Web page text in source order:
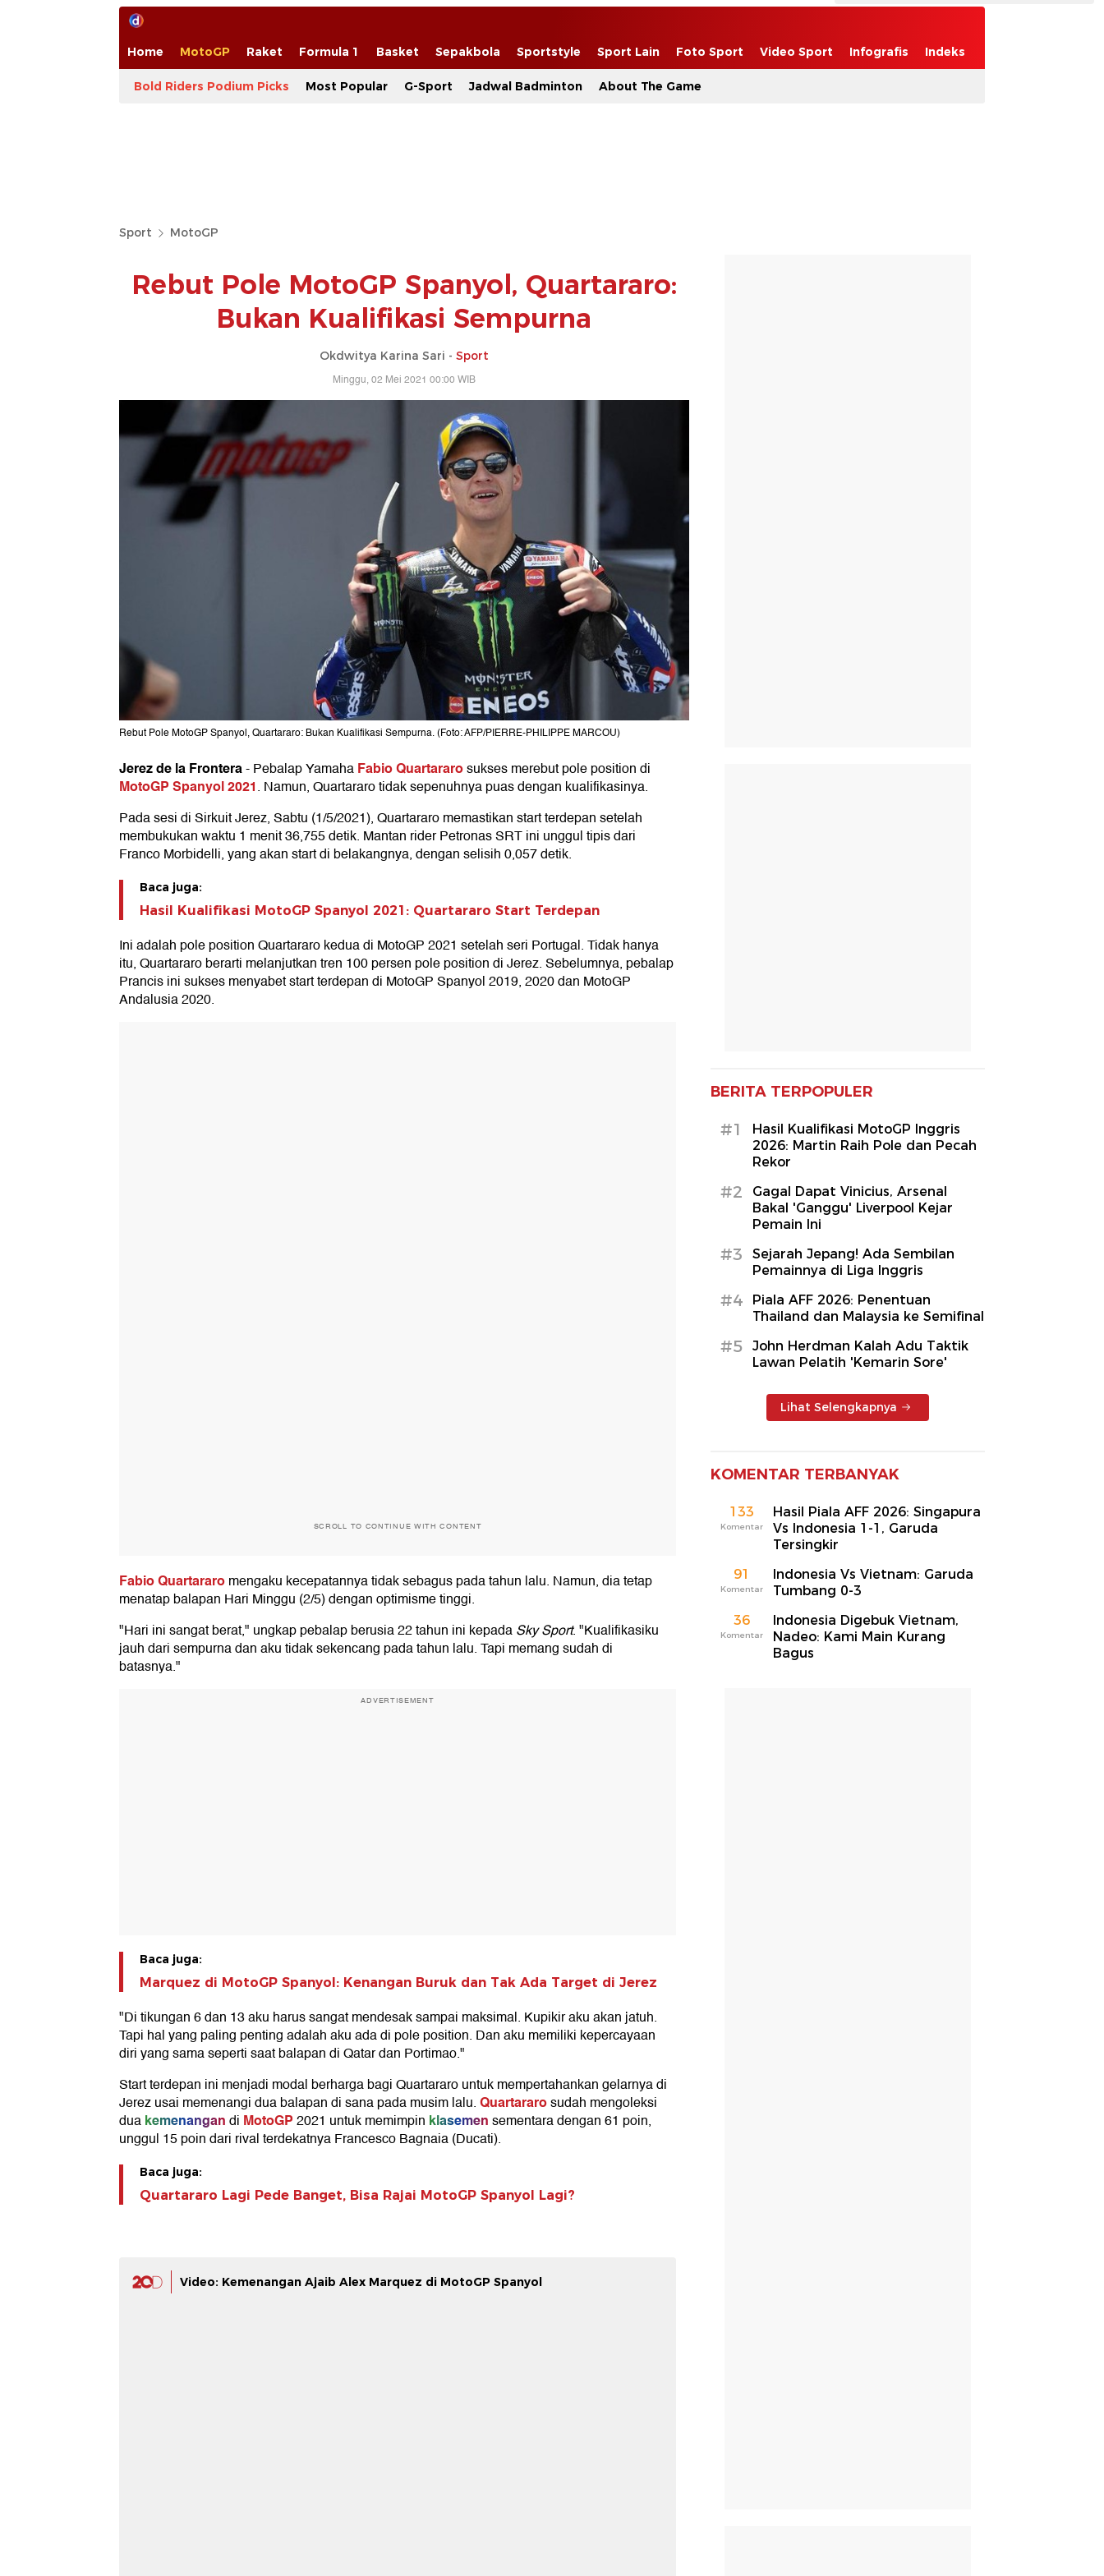
Home MotoGP Raket Formula 1 Basket Sepakbola Sportstyle Sport Lain Foto Sport Video Sport Infografis Indeks
Bold Riders Podium Picks Most Popular G-Sport Jadwal Badminton About The Game
Sport MotoGP
Rebut Pole MotoGP Spanyol, Quartararo:
Bukan Kualifikasi Sempurna
Okdwitya Karina Sari - Sport
Minggu, 02 Mei 2021 00:00 WIB
Rebut Pole MotoGP Spanyol, Quartararo: Bukan Kualifikasi Sempurna. (Foto: AFP/PIERRE-PHILIPPE MARCOU)
Jerez de la Frontera-Pebalap YamahaFabio Quartararosukses merebut pole position di
MotoGP Spanyol 2021. Namun, Quartararo tidak sepenuhnya puas dengan kualifikasinya.
Pada sesi di Sirkuit Jerez, Sabtu (1/5/2021), Quartararo memastikan start terdepan setelah
membukukan waktu 1 menit 36,755 detik. Mantan rider Petronas SRT ini unggul tipis dari
Franco Morbidelli, yang akan start di belakangnya, dengan selisih 0,057 detik.
Baca juga:
Hasil Kualifikasi MotoGP Spanyol 2021: Quartararo Start Terdepan
Ini adalah pole position Quartararo kedua di MotoGP 2021 setelah seri Portugal. Tidak hanya
itu, Quartararo berarti melanjutkan tren 100 persen pole position di Jerez. Sebelumnya, pebalap
Prancis ini sukses menyabet start terdepan di MotoGP Spanyol 2019, 2020 dan MotoGP
Andalusia 2020.
SCROLL TO CONTINUE WITH CONTENT
Fabio Quartararomengaku kecepatannya tidak sebagus pada tahun lalu. Namun, dia tetap
menatap balapan Hari Minggu (2/5) dengan optimisme tinggi.
"Hari ini sangat berat," ungkap pebalap berusia 22 tahun ini kepadaSky Sport. "Kualifikasiku
jauh dari sempurna dan aku tidak sekencang pada tahun lalu. Tapi memang sudah di
batasnya."
ADVERTISEMENT
Baca juga:
Marquez di MotoGP Spanyol: Kenangan Buruk dan Tak Ada Target di Jerez
"Di tikungan 6 dan 13 aku harus sangat mendesak sampai maksimal. Kupikir aku akan jatuh.
Tapi hal yang paling penting adalah aku ada di pole position. Dan aku memiliki kepercayaan
diri yang sama seperti saat balapan di Qatar dan Portimao."
Start terdepan ini menjadi modal berharga bagi Quartararo untuk mempertahankan gelarnya di
Jerez usai memenangi dua balapan di sana pada musim lalu.Quartararosudah mengoleksi
duakemenangandi MotoGP2021 untuk memimpin klasemensementara dengan 61 poin,
unggul 15 poin dari rival terdekatnya Francesco Bagnaia (Ducati).
Baca juga:
Quartararo Lagi Pede Banget, Bisa Rajai MotoGP Spanyol Lagi?
Video: Kemenangan Ajaib Alex Marquez di MotoGP Spanyol
BERITA TERPOPULER
#1
Hasil Kualifikasi MotoGP Inggris
2026: Martin Raih Pole dan Pecah
Rekor
#2
Gagal Dapat Vinicius, Arsenal
Bakal 'Ganggu' Liverpool Kejar
Pemain Ini
#3
Sejarah Jepang! Ada Sembilan
Pemainnya di Liga Inggris
#4
Piala AFF 2026: Penentuan
Thailand dan Malaysia ke Semifinal
#5
John Herdman Kalah Adu Taktik
Lawan Pelatih 'Kemarin Sore'
Lihat Selengkapnya
KOMENTAR TERBANYAK
133
Komentar
Hasil Piala AFF 2026: Singapura
Vs Indonesia 1-1, Garuda
Tersingkir
91
Komentar
Indonesia Vs Vietnam: Garuda
Tumbang 0-3
36
Komentar
Indonesia Digebuk Vietnam,
Nadeo: Kami Main Kurang
Bagus